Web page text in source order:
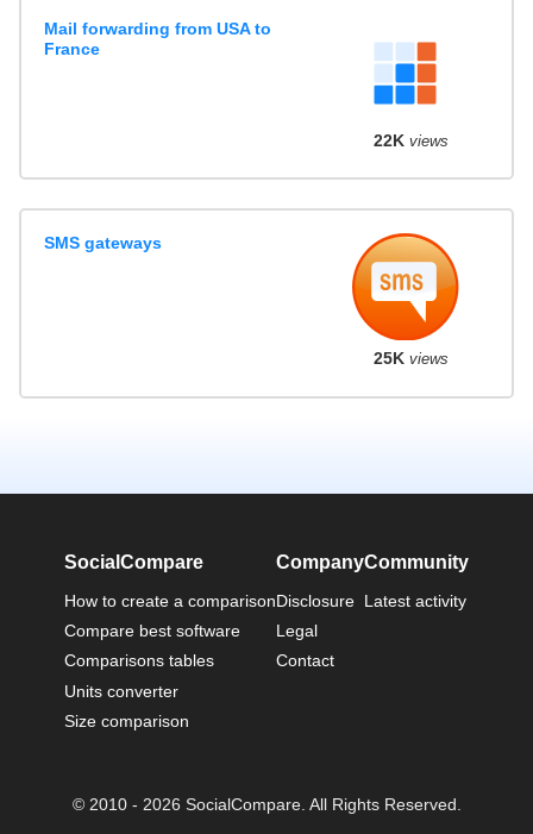
Mail forwarding from USA to
France
22K views
SMS gateways
25K views
SocialCompare
How to create a comparison
Compare best software
Comparisons tables
Units converter
Size comparison
Company
Disclosure
Legal
Contact
Community
Latest activity
© 2010 - 2026 SocialCompare. All Rights Reserved.